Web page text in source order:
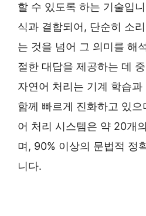
할 수 있도록 하는 기술입
식과 결합되어, 단순히 소
는 것을 넘어 그 의미를 해
절한 대답을 제공하는 데
자연어 처리는 기계 학습
함께 빠르게 진화하고 있
어 처리 시스템은 약 20개
며, 90% 이상의 문법적 정
니다.